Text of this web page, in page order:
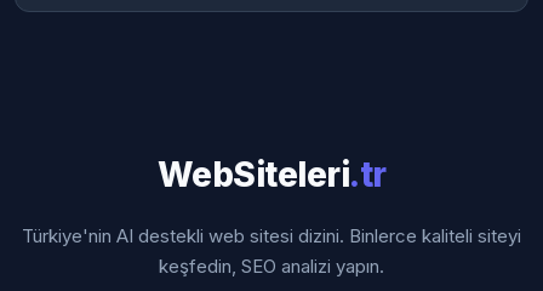
WebSiteleri.tr
Türkiye'nin AI destekli web sitesi dizini. Binlerce kaliteli siteyi
keşfedin, SEO analizi yapın.